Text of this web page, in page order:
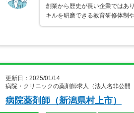
創業から歴史が長い企業ではあ
キルを研磨できる教育研修体制
更新日：2025/01/14
病院・クリニックの薬剤師求人（法人名非公
病院薬剤師（新潟県村上市）